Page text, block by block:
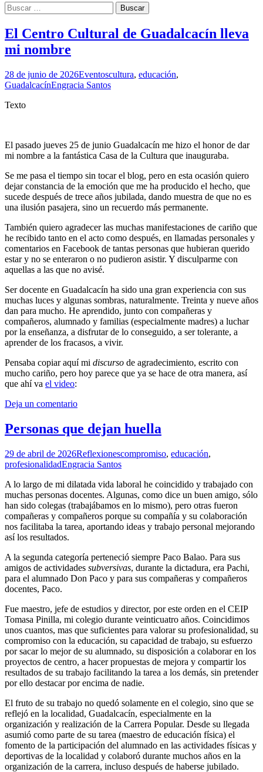
Buscar:
El Centro Cultural de Guadalcacín lleva
mi nombre
28 de junio de 2026Eventoscultura, educación,
GuadalcacínEngracia Santos
Texto
El pasado jueves 25 de junio Guadalcacín me hizo el honor de dar
mi nombre a la fantástica Casa de la Cultura que inauguraba.
Se me pasa el tiempo sin tocar el blog, pero en esta ocasión quiero
dejar constancia de la emoción que me ha producido el hecho, que
sucede después de trece años jubilada, dando muestra de que no es
una ilusión pasajera, sino un recuerdo más permanente.
También quiero agradecer las muchas manifestaciones de cariño que
he recibido tanto en el acto como después, en llamadas personales y
comentarios en Facebook de tantas personas que hubieran querido
estar y no se enteraron o no pudieron asistir. Y disculparme con
aquellas a las que no avisé.
Ser docente en Guadalcacín ha sido una gran experiencia con sus
muchas luces y algunas sombras, naturalmente. Treinta y nueve años
dan para mucho. He aprendido, junto con compañeras y
compañeros, alumnado y familias (especialmente madres) a luchar
por la enseñanza, a disfrutar de lo conseguido, a ser tolerante, a
aprender de los fracasos, a vivir.
Pensaba copiar aquí mi discurso de agradecimiento, escrito con
mucho cariño, pero hoy parece que ya se hace de otra manera, así
que ahí va el video:
Deja un comentario
Personas que dejan huella
29 de abril de 2026Reflexionescompromiso, educación,
profesionalidadEngracia Santos
A lo largo de mi dilatada vida laboral he coincidido y trabajado con
muchas personas docentes. Algunas, como dice un buen amigo, sólo
han sido colegas (trabajábamos en lo mismo), pero otras fueron
compañeras y compañeros porque su compañía y su colaboración
nos facilitaba la tarea, aportando ideas y trabajo personal mejorando
así los resultados.
A la segunda categoría perteneció siempre Paco Balao. Para sus
amigos de actividades subversivas, durante la dictadura, era Pachi,
para el alumnado Don Paco y para sus compañeras y compañeros
docentes, Paco.
Fue maestro, jefe de estudios y director, por este orden en el CEIP
Tomasa Pinilla, mi colegio durante veinticuatro años. Coincidimos
unos cuantos, mas que suficientes para valorar su profesionalidad, su
compromiso con la educación, su capacidad de trabajo, su esfuerzo
por sacar lo mejor de su alumnado, su disposición a colaborar en los
proyectos de centro, a hacer propuestas de mejora y compartir los
resultados de su trabajo facilitando la tarea a los demás, sin pretender
por ello destacar por encima de nadie.
El fruto de su trabajo no quedó solamente en el colegio, sino que se
reflejó en la localidad, Guadalcacín, especialmente en la
organización y realización de la Carrera Popular. Desde su llegada
asumió como parte de su tarea (maestro de educación física) el
fomento de la participación del alumnado en las actividades físicas y
deportivas de la localidad y colaboró durante muchos años en la
organización de la carrera, incluso después de haberse jubilado.